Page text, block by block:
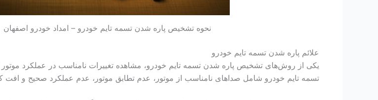
نحوه تشخیص پاره شدن تسمه تایم خودرو – امداد خودرو اصفهان
علائم پاره شدن تسمه تایم خودرو
یکی از روش‌های تشخیص پاره شدن تسمه تایم خودرو، مشاهده تغییرات نامناسب در عملکرد
تسمه تایم خودرو شامل صداهای نامناسب از موتور، عدم تطابق موتور، عدم عملکرد صحیح و افت